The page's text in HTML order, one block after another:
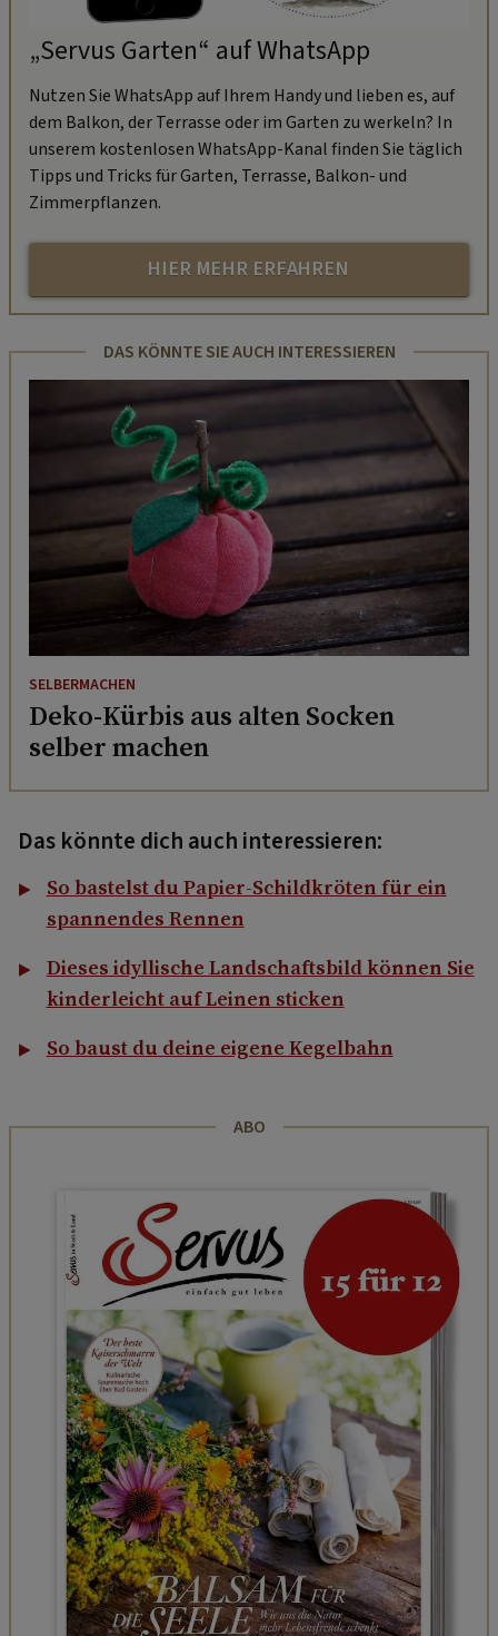
„Servus Garten“ auf WhatsApp
Nutzen Sie WhatsApp auf Ihrem Handy und lieben es, auf
dem Balkon, der Terrasse oder im Garten zu werkeln? In
unserem kostenlosen WhatsApp-Kanal finden Sie täglich
Tipps und Tricks für Garten, Terrasse, Balkon- und
Zimmerpflanzen.
HIER MEHR ERFAHREN
DAS KÖNNTE SIE AUCH INTERESSIEREN
SELBERMACHEN
Deko-Kürbis aus alten Socken
selber machen
Das könnte dich auch interessieren:
So bastelst du Papier-Schildkröten für ein
spannendes Rennen
Dieses idyllische Landschaftsbild können Sie
kinderleicht auf Leinen sticken
So baust du deine eigene Kegelbahn
ABO